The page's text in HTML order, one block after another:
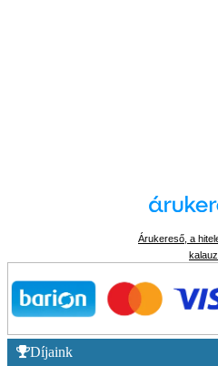
Árukereső, a
kalauz
Díjaink